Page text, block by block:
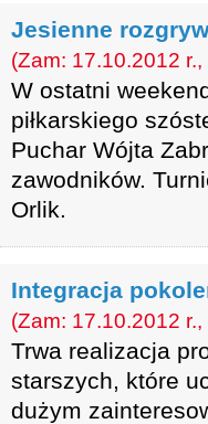
Jesienne
(Zam: 17.10.2012
W ostatni
piłkarskiego
Puchar Wójta
zawodników.
Orlik.
Integracja
(Zam: 17.10.2012
Trwa realizacja
starszych, które
dużym